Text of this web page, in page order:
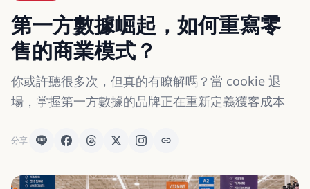
第一方數據崛起，如何重寫零
售的商業模式？
你或許聽很多次，但真的有瞭解嗎？當 cookie 退
場，掌握第一方數據的品牌正在重新定義獲客成本
分享